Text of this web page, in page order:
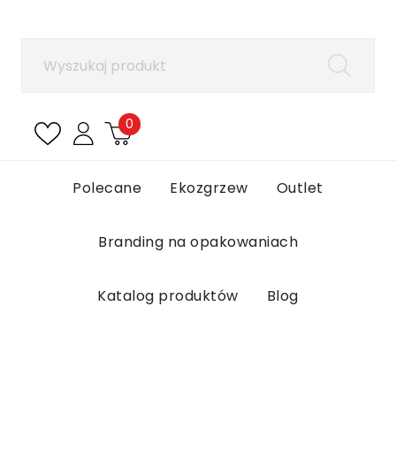
0
Polecane Ekozgrzew Outlet
Branding na opakowaniach
Katalog produktów Blog
Aby zapisać produkty na liście ulubionych, musisz
Anuluj Zaloguj się